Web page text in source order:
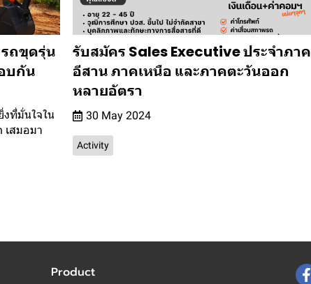
ถขุดรุ่น
บกัน
ที่มั่นใจใน
เสมอมา
รับสมัคร Sales Executive ประจำภาค
อีสาน ภาคเหนือ และภาคตะวันออก
หลายอัตรา
30 May 2024
Activity
Product